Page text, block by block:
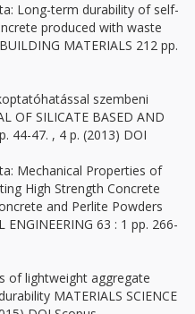
Long-term durability of self-
produced with waste
MATERIALS 212 pp.
szembeni
OF SILICATE BASED AND
44-47. , 4 p. (2013) DOI
Mechanical Properties of
High Strength Concrete
and Perlite Powders
ENGINEERING 63 : 1 pp. 266-
of lightweight aggregate
MATERIALS SCIENCE